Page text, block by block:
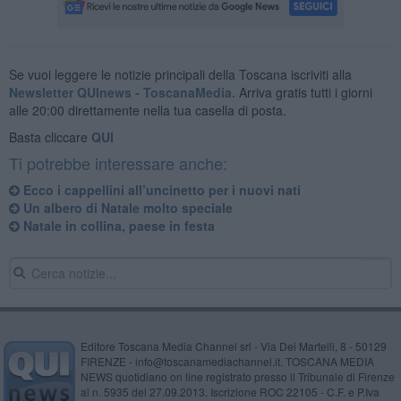
Se vuoi leggere le notizie principali della Toscana iscriviti alla
Newsletter QUInews - ToscanaMedia. Arriva gratis tutti i giorni
alle 20:00 direttamente nella tua casella di posta.
Basta cliccare QUI
Ti potrebbe interessare anche:
Ecco i cappellini all’uncinetto per i nuovi nati
Un albero di Natale molto speciale
Natale in collina, paese in festa
Editore Toscana Media Channel srl - Via Dei Martelli, 8 - 50129
FIRENZE - info@toscanamediachannel.it. TOSCANA MEDIA
NEWS quotidiano on line registrato presso il Tribunale di Firenze
al n. 5935 del 27.09.2013. Iscrizione ROC 22105 - C.F. e P.Iva